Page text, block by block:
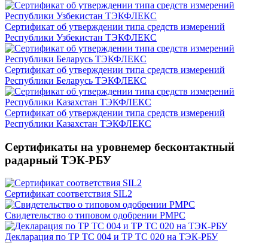
Сертификат об утверждении типа средств измерений
Республики Узбекистан ТЭКФЛЕКС
Сертификат об утверждении типа средств измерений
Республики Беларусь ТЭКФЛЕКС
Сертификат об утверждении типа средств измерений
Республики Казахстан ТЭКФЛЕКС
Сертификаты на уровнемер бесконтактный
радарный ТЭК-РБУ
Сертификат соответствия SIL2
Свидетельство о типовом одобрении РМРС
Декларация по ТР ТС 004 и ТР ТС 020 на ТЭК-РБУ